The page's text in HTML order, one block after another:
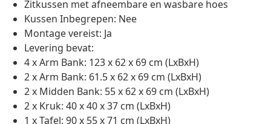
Zitkussen met afneembare en wasbare hoes
Kussen Inbegrepen: Nee
Montage vereist: Ja
Levering bevat:
4 x Arm Bank: 123 x 62 x 69 cm (LxBxH)
2 x Arm Bank: 61.5 x 62 x 69 cm (LxBxH)
2 x Midden Bank: 55 x 62 x 69 cm (LxBxH)
2 x Kruk: 40 x 40 x 37 cm (LxBxH)
1 x Tafel: 90 x 55 x 71 cm (LxBxH)